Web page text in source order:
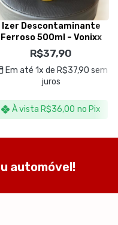
Izer Descontaminante
Ferroso 500ml – Vonixx
R$37,90
Em até 1x de R$37,90 sem
juros
À vista R$36,00 no Pix
automóvel!